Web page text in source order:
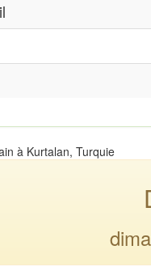
à Kurtalan, Turquie